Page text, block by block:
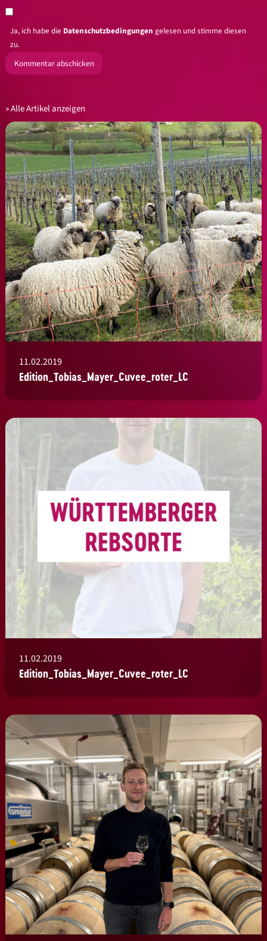
Ja, ich habe die Datenschutzbedingungen gelesen und stimme diesen
zu.
Alle Artikel anzeigen
11.02.2019
Edition_Tobias_Mayer_Cuvee_roter_LC
11.02.2019
Edition_Tobias_Mayer_Cuvee_roter_LC